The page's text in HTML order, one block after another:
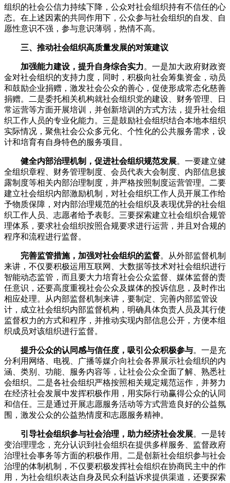
组织的社会公信力持续下降，公众对社会组织持有不信任的心
态。在上述因素的共同作用下，公众参与社会组织的自发、自
愿性意识不强，参与意识薄弱，热情不高。
三、推动社会组织高质量发展的对策建议
加强能力建设，提升自身综合实力。一是加大政府财政资
金对社会组织的支持力度，同时，积极向社会筹集资金，动员
和鼓励企业捐赠，激发社会公众的善心，促使形成常态化慈善
捐赠。二是委托相关机构就社会组织党的建设、财务管理、日
常运营等方面开展培训，并创新培训的方式方法，提升社会组
织工作人员的专业化能力。三是鼓励社会组织结合本地本组织
实际情况，聚焦社会公众多元化、个性化的公共服务需求，设
计和培育有自身特色的服务项目。
健全内部治理机制，促进社会组织规范发展。一要建立健
全组织章程、财务管理制度、会员代表大会制度、内部信息披
露制度等相关内部治理制度，并严格按照制度运营管理。二要
建立社会组织内部激励机制，对社会组织工作人员开展工作给
予物质保障，对内部治理规范的社会组织及表现优异的社会组
织工作人员、志愿者给予表彰。三要探索建立社会组织合规管
理体系，要求社会组织按照合规要求进行运营，并且对合规的
程序和流程进行监督。
完善监管措施，加强对社会组织的监督。从外部监督机制
来讲，不仅要积极运用互联网、大数据等技术对社会组织进行
智能动态监管，而且要大力培育社会公众监督、媒体监督的责
任意识，还要高度重视社会公众及媒体的投诉信息，及时作出
相应处理。从内部监督机制来讲，要制定、完善内部监管设
计，成立社会组织内部监督机构，明确具体负责人员及其行使
监督权力的方式和程序，并推动实现内部信息公开，方便本组
织成员对该组织进行监督。
提升公众的认同感与信任度，吸引公众积极参与。一是充
分利用网络、电视、广播等媒介向社会各界展示社会组织的内
涵、类别、功能、服务内容等，让社会公众全面了解、熟悉社
会组织。二是各社会组织严格按照相关规定规范运作，并努力
在经济社会发展中发挥积极作用，用实际行动赢得公众的认同
和信任。三是通过开展志愿服务活动等方式营造良好的公益氛
围，激发公众的公益热情度和志愿服务精神。
引导社会组织参与社会治理，助力经济社会发展。一是转
变治理理念，充分认识到社会组织在提供多样服务、监督政府
治理社会事务等方面的积极作用。二是创新社会组织参与社会
治理的体制机制，不仅要积极发挥社会组织在协商民主中的作
用，为社会组织表达自身及民众利益诉求提供渠道，还要探索